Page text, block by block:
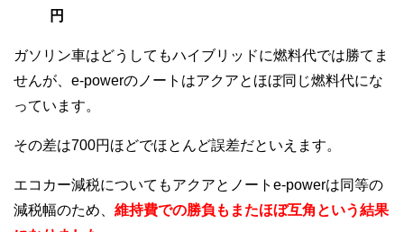
円
ガソリン車はどうしてもハイブリッドに燃料代では勝てま
せんが、e-powerのノートはアクアとほぼ同じ燃料代にな
っています。
その差は700円ほどでほとんど誤差だといえます。
エコカー減税についてもアクアとノートe-powerは同等の
減税幅のため、 維持費での勝負もまたほぼ互角という結果